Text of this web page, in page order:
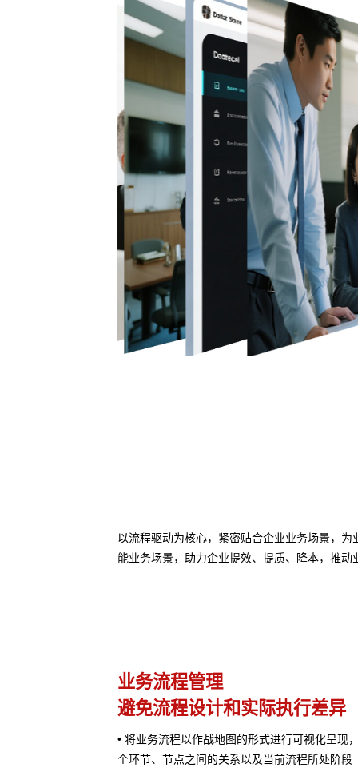
以流程驱动为核心，紧密贴合企业业务场景，
能业务场景，助力企业提效、提质、降本，推动
业务流程管理
避免流程设计和实际执行差异
• 将业务流程以作战地图的形式进行可视化呈现
个环节、节点之间的关系以及当前流程所处阶段